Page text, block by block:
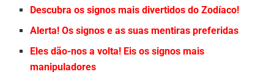
Descubra os signos mais divertidos do Zodíaco!
Alerta! Os signos e as suas mentiras preferidas
Eles dão-nos a volta! Eis os signos mais
manipuladores